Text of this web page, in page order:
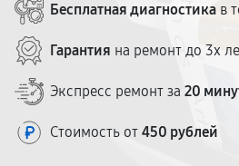
Бесплатная диагностика в
Гарантия на ремонт до 3х
Экспресс ремонт за 20
Стоимость от 450 рублей